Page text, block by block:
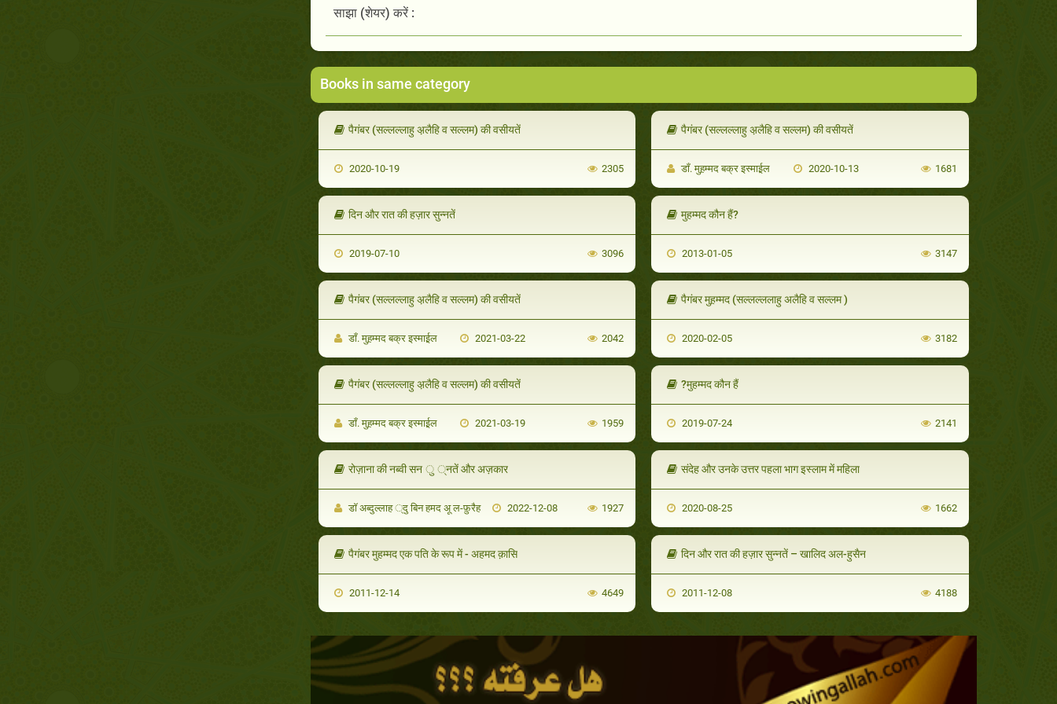
साझा (शेयर) करें :
Books in same category
पैगंबर (सल्लल्लाहु अ़लैहि व सल्लम) की वसीयतें
2020-10-19 2305
पैगंबर (सल्लल्लाहु अ़लैहि व सल्लम) की वसीयतें
डाँ. मुह़म्मद बक्र इस्माई़ल 2020-10-13 1681
दिन और रात की हज़ार सुन्नतें
2019-07-10 3096
मुहम्मद कौन हैं?
2013-01-05 3147
पैगंबर (सल्लल्लाहु अ़लैहि व सल्लम) की वसीयतें
डाँ. मुह़म्मद बक्र इस्माई़ल 2021-03-22 2042
पैगंबर मुह़म्मद (सल्लल्ललाहु अलैहि व सल्लम )
2020-02-05 3182
पैगंबर (सल्लल्लाहु अ़लैहि व सल्लम) की वसीयतें
डाँ. मुह़म्मद बक्र इस्माई़ल 2021-03-19 1959
?मुहम्मद कौन हैं
2019-07-24 2141
रोज़ाना की नब्वी सन ु ्नतें और अज़कार
डॉ अब्दुल्लाह ्दु बिन हमद अू ल-फ़ुरैह 2022-12-08 1927
संदेह और उनके उत्तर पहला भाग इस्लाम में महिला
2020-08-25 1662
पैगंबर मुहम्मद एक पति के रूप में - अहमद क़ासि
2011-12-14 4649
दिन और रात की हज़ार सुन्नतें – खालिद अल-हुसैन
2011-12-08 4188